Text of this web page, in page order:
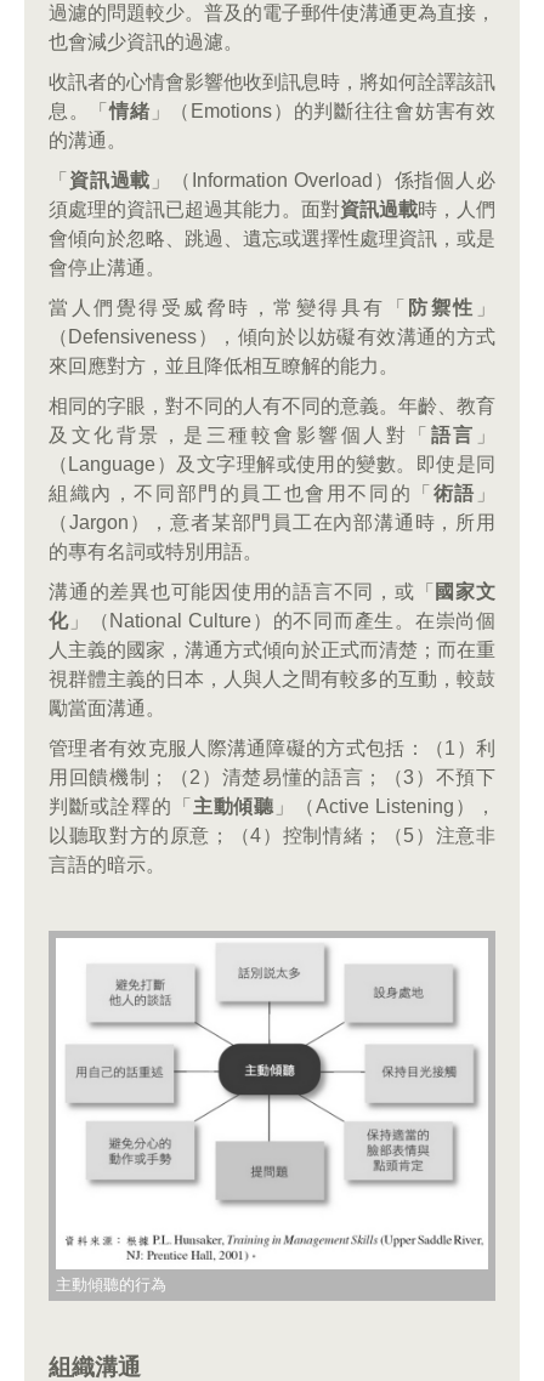
過濾的問題較少。普及的電子郵件使溝通更為直接，
也會減少資訊的過濾。
收訊者的心情會影響他收到訊息時，將如何詮譯該訊
息。「情緒 」（Emotions）的判斷往往會妨害有效
的溝通。
「 資訊過載 」（Information Overload）係指個人必
須處理的資訊已超過其能力。面對資訊過載時，人們
會傾向於忽略、跳過、遺忘或選擇性處理資訊，或是
會停止溝通。
當人們覺得受威脅時，常變得具有「
防禦性 」
（Defensiveness），傾向於以妨礙有效溝通的方式
來回應對方，並且降低相互瞭解的能力。
相同的字眼，對不同的人有不同的意義。年齡、教育
及文化背景，是三種較會影響個人對「 語言 」
（Language）及文字理解或使用的變數。即使是同
組織內，不同部門的員工也會用不同的「 術語 」
（Jargon），意者某部門員工在內部溝通時，所用
的專有名詞或特別用語。
溝通的差異也可能因使用的語言不同，或「 國家文
化」（National Culture）的不同而產生。在崇尚個
人主義的國家，溝通方式傾向於正式而清楚；而在重
視群體主義的日本，人與人之間有較多的互動，較鼓
勵當面溝通。
管理者有效克服人際溝通障礙的方式包括：（1）利
用回饋機制；（2）清楚易懂的語言；（3）不預下
判斷或詮釋的「 主動傾聽 」（Active Listening），
以聽取對方的原意；（4）控制情緒；（5）注意非
言語的暗示。
主動傾聽的行為
組織溝通